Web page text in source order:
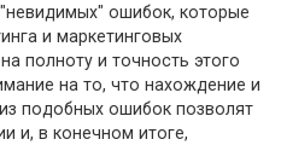
ошибок, которые
и маркетинговых
полноту и точность этого
на то, что нахождение и
подобных ошибок позволят
и, в конечном итоге,